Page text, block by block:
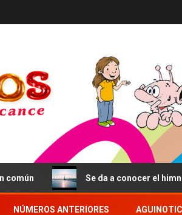
Se da a conocer el himno de la
NÚMEROS ANTERIORES